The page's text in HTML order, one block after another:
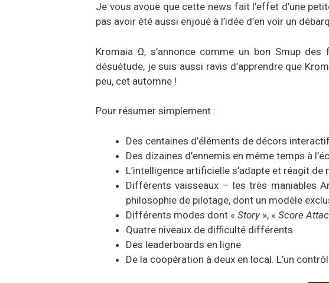
Je vous avoue que cette news fait l’effet d’une
pas avoir été aussi enjoué à l’idée d’en voir un
Kromaia Ω, s’annonce comme un bon Smup
désuétude, je suis aussi ravis d’apprendre que
peu, cet automne !
Pour résumer simplement :
Des centaines d’éléments de décors
Des dizaines d’ennemis en même temps à
L’intelligence artificielle s’adapte et réagit
Différents vaisseaux – les très maniables
philosophie de pilotage, dont un modèle
Différents modes dont « Story », « Score
Quatre niveaux de difficulté différents
Des leaderboards en ligne
De la coopération à deux en local. L’un